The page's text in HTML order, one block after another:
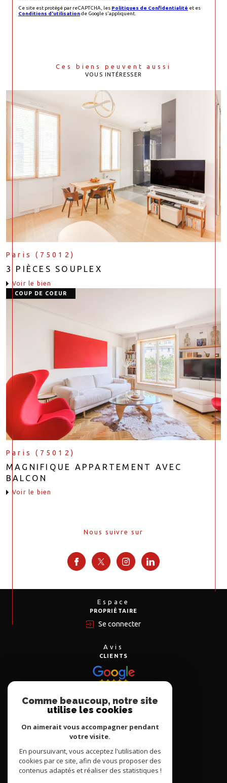
Ce site est protégé par reCAPTCHA, les Politiques de Confidentialité et es
Conditions d'utilisationde Google s'appliquent.
Ces biens peuvent aussi
VOUS INTÉRESSER
Paris (75012)
3 PIÈCES SOUPLEX
voir le bien
COUP DE COEUR
Paris (75012)
MAGNIFIQUE APPARTEMENT AVEC
BALCON
voir le bien
Nous suivre sur
Espace
PROPRIÉTAIRE
Se connecter
Avis
CLIENTS
Nous
ADHÉRONS
Comme beaucoup, notre site
utilise les cookies
On aimerait vous accompagner pendant
votre visite.
En poursuivant, vous acceptez l'utilisation des
cookies par ce site, afin de vous proposer des
contenus adaptés et réaliser des statistiques !